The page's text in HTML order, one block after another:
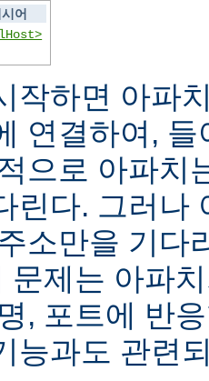
어
작하면 아파
연결하여,
으로 아파치
린다. 그러나
소만을 기다
문제는 아파
, 포트에 반
능과도 관련